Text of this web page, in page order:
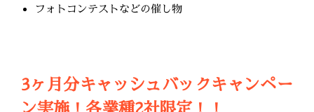
フォトコンテストなどの催し物
3ヶ月分キャッシュバックキャンペー